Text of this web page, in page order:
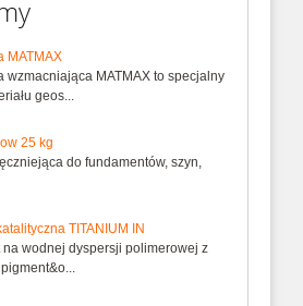
MATMAX
wzmacniająca MATMAX to specjalny
geos...
25 kg
do fundamentów, szyn,
TITANIUM IN
na wodnej dyspersji polimerowej z